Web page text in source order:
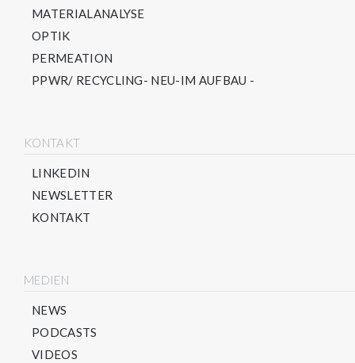
MATERIALANALYSE
OPTIK
PERMEATION
PPWR/ RECYCLING- NEU-IM AUFBAU -
KONTAKT
LINKEDIN
NEWSLETTER
KONTAKT
MEDIEN
NEWS
PODCASTS
VIDEOS